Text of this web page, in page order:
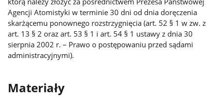
Agencji Atomistyki w terminie 30 dni od dnia doręczenia
skarżącemu ponownego rozstrzygnięcia (art. 52 § 1 w zw. z
art. 13 § 2 oraz art. 53 § 1 i art. 54 § 1 ustawy z dnia 30
sierpnia 2002 r. – Prawo o postępowaniu przed sądami
administracyjnymi).
Materiały